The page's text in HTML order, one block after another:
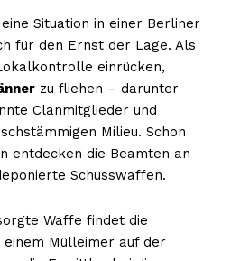
Situation in einer Berliner
für den Ernst der Lage. Als
einrücken,
zu fliehen – darunter
Clanmitglieder und
Milieu. Schon
entdecken die Beamten an
Schusswaffen.
Waffe findet die
Mülleimer auf der